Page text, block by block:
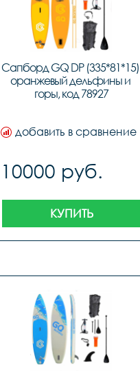
Сапборд GQ DP (335*81*15)
оранжевый дельфины и
горы, код 78927
добавить в сравнение
10000 руб.
КУПИТЬ